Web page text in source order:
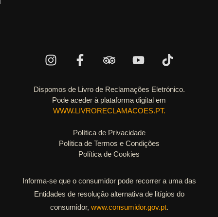
Dispomos de Livro de Reclamações Eletrónico.
Pode aceder à plataforma digital em
WWW.LIVRORECLAMACOES.PT.
Política de Privacidade
Política de Termos e Condições
Política de Cookies
Informa-se que o consumidor pode recorrer a uma das
Entidades de resolução alternativa de litígios do
consumidor, www.consumidor.gov.pt.